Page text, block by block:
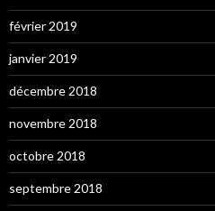
février 2019
janvier 2019
décembre 2018
novembre 2018
octobre 2018
septembre 2018